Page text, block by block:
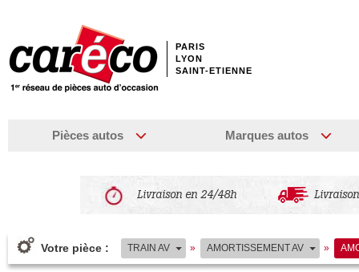
PARIS
LYON
SAINT-ETIENNE
Pièces autos Marques autos
Livraison en 24/48h
Votre pièce : TRAIN AV » AMORTISSEMENT AV »